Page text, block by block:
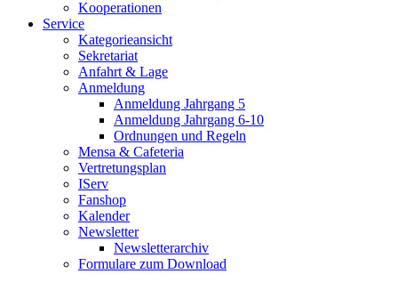
Kooperationen
Service
Kategorieansicht
Sekretariat
Anfahrt & Lage
Anmeldung
Anmeldung Jahrgang 5
Anmeldung Jahrgang 6-10
Ordnungen und Regeln
Mensa & Cafeteria
Vertretungsplan
IServ
Fanshop
Kalender
Newsletter
Newsletterarchiv
Formulare zum Download